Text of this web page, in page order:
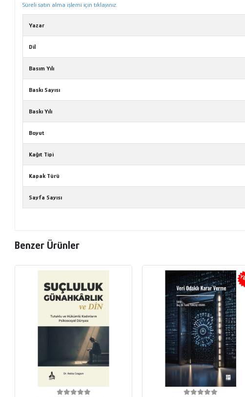
Süreli satın alma işlemi için tıklayınız.
Yazar
Dil
Basım Yılı
Baskı Sayısı
Baskı Yılı
Boyut
Kağıt Tipi
Kapak Türü
Sayfa Sayısı
Benzer Ürünler